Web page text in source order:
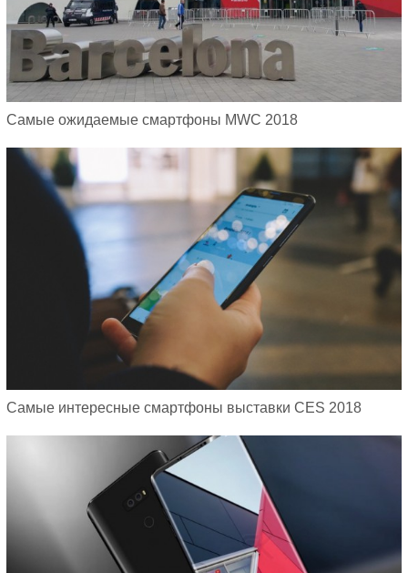
Самые ожидаемые смартфоны MWC 2018
Самые интересные смартфоны выставки CES 2018